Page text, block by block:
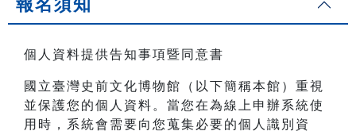
報名須知
個人資料提供告知事項暨同意書
國立臺灣史前文化博物館（以下簡稱本館）重視
並保護您的個人資料。當您在為線上申辦系統使
用時，系統會需要向您蒐集必要的個人識別資